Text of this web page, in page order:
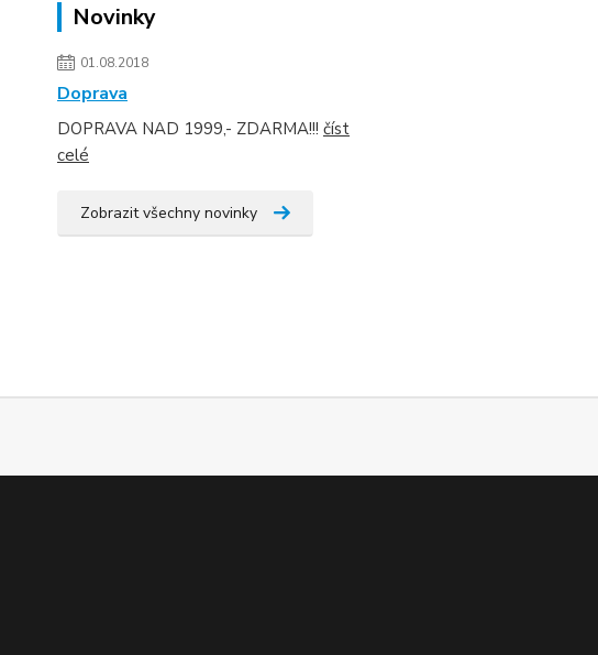
Novinky
01.08.2018
Doprava
DOPRAVA NAD 1999,- ZDARMA!!! číst
celé
Zobrazit všechny novinky